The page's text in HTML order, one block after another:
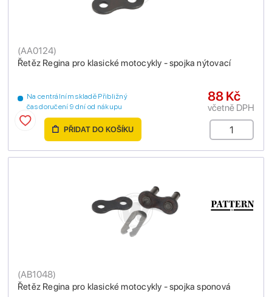
Řetěz Regina pro klasické motocykly - spojka nýtovací
(AA0124)
Na centrálním skladě Přibližný
čas doručení 9 dní od nákupu
88 Kč
včetně DPH
PŘIDAT DO KOŠÍKU
Řetěz Regina pro klasické motocykly - spojka sponová
(AB1048)